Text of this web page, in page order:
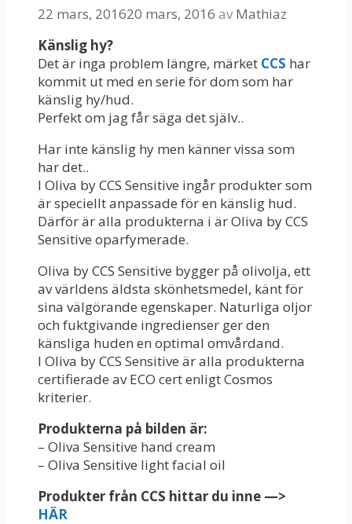
22 mars, 201620 mars, 2016 avMathiaz
Känslig hy?
Det är inga problem längre, märket CCS har
kommit ut med en serie för dom som har
känslig hy/hud.
Perfekt om jag får säga det själv..
Har inte känslig hy men känner vissa som
har det..
I Oliva by CCS Sensitive ingår produkter som
är speciellt anpassade för en känslig hud.
Därför är alla produkterna i är Oliva by CCS
Sensitive oparfymerade.
Oliva by CCS Sensitive bygger på olivolja, ett
av världens äldsta skönhetsmedel, känt för
sina välgörande egenskaper. Naturliga oljor
och fuktgivande ingredienser ger den
känsliga huden en optimal omvårdand.
I Oliva by CCS Sensitive är alla produkterna
certifierade av ECO cert enligt Cosmos
kriterier.
Produkterna på bilden är:
– Oliva Sensitive hand cream
– Oliva Sensitive light facial oil
Produkter från CCS hittar du inne —>
HÄR